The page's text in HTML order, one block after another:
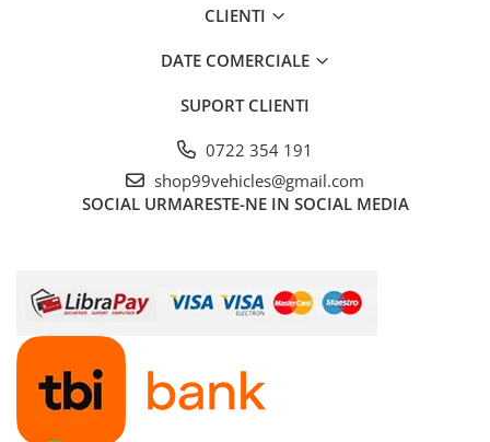
CLIENTI
DATE COMERCIALE
SUPORT CLIENTI
0722 354 191
shop99vehicles@gmail.com
SOCIAL URMARESTE-NE IN SOCIAL MEDIA